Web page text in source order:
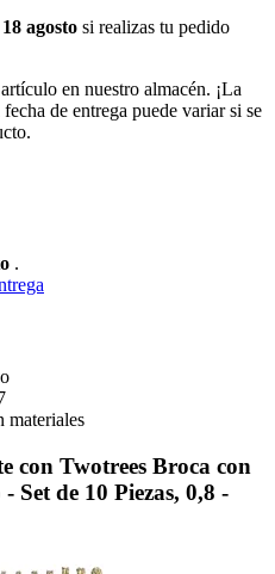
agosto si realizas tu pedido
en nuestro almacén. ¡La
de entrega puede variar si se
.
materiales
con Twotrees Broca con
Set de 10 Piezas, 0,8 -